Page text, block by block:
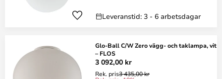
Leveranstid: 3 - 6 arbetsdagar
Glo-Ball C/W Zero vägg- och taklampa, vit
– FLOS
3 092,00 kr
Rek. pris3 435,00 kr